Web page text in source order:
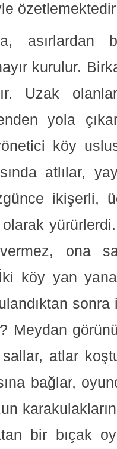
kurulur.
Uzak
yola
köy
atlılar,
ikişerli,
olarak
ona
köy yan
Meydan
atlar
bağlar,
bir bıçak